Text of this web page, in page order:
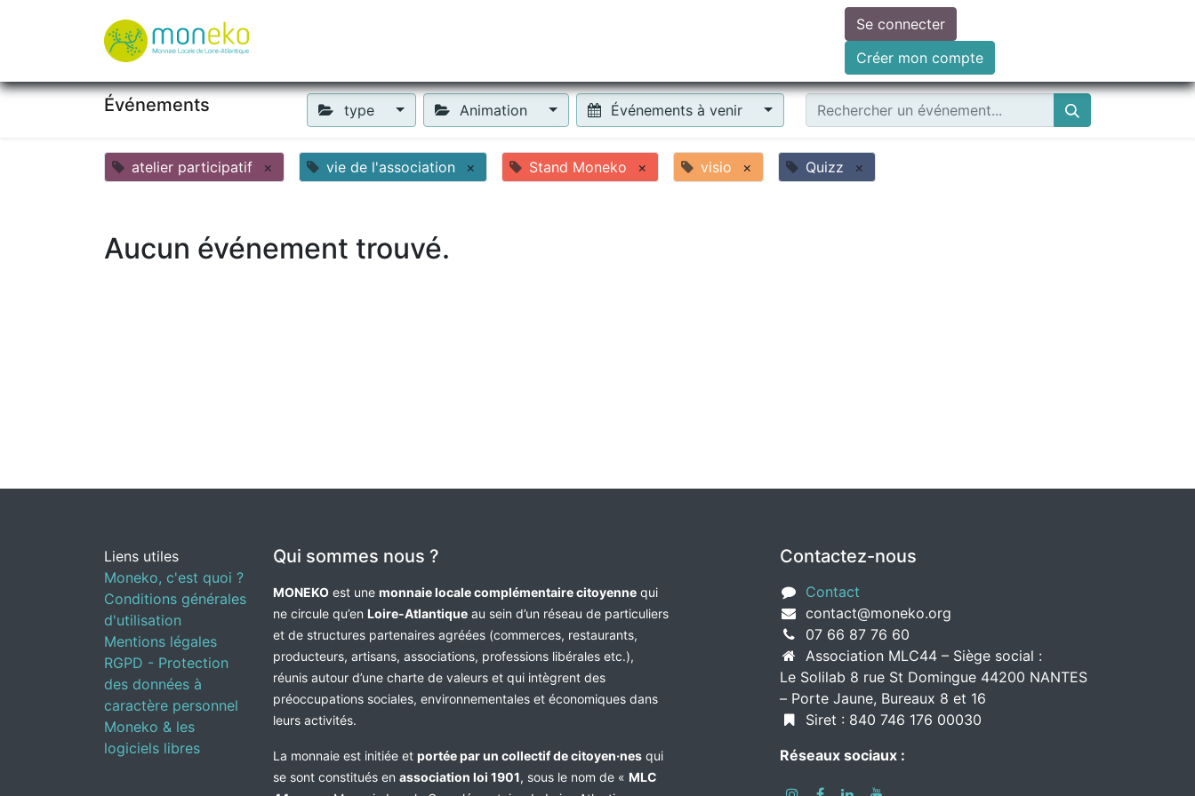
Faire un don
Se connecter
Créer mon compte
Événements type Animation Événements à venir
atelier participatif × vie de l'association × Stand Moneko × visio × Quizz ×
Aucun événement trouvé.
Liens utiles
Moneko, c'est quoi ?
Conditions générales
d'utilisation
Mentions légales
RGPD - Protection
des données à
caractère personnel
Moneko & les
logiciels libres
Qui sommes nous ?
MONEKO est une monnaie locale complémentaire citoyenne qui
ne circule qu’en Loire-Atlantique au sein d’un réseau de particuliers
et de structures partenaires agréées (commerces, restaurants,
producteurs, artisans, associations, professions libérales etc.),
réunis autour d’une charte de valeurs et qui intègrent des
préoccupations sociales, environnementales et économiques dans
leurs activités.
La monnaie est initiée et portée par un collectif de citoyen·nes qui
se sont constitués en association loi 1901, sous le nom de « MLC
Contactez-nous
Contact
contact@moneko.org
07 66 87 76 60
Association MLC44 – Siège social :
Le Solilab 8 rue St Domingue 44200 NANTES
– Porte Jaune, Bureaux 8 et 16
Siret : 840 746 176 00030
Réseaux sociaux :